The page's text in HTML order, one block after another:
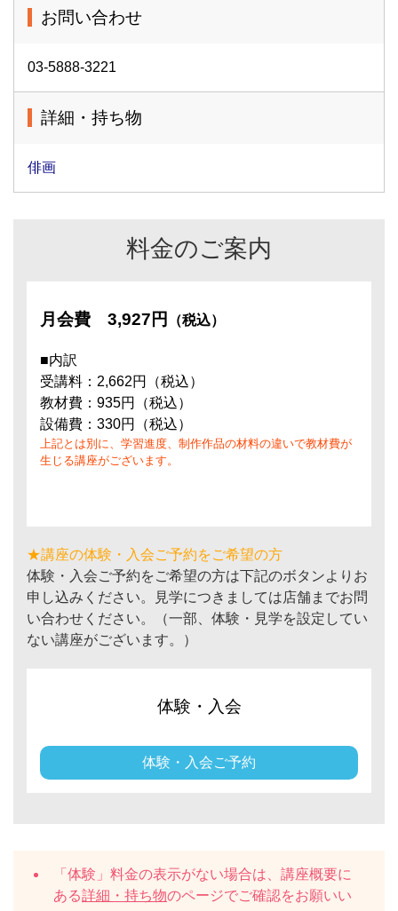
お問い合わせ
03-5888-3221
詳細・持ち物
俳画
料金のご案内
月会費 3,927円 （税込）
■内訳
受講料：2,662円（税込）
教材費：935円（税込）
設備費：330円（税込）
上記とは別に、学習進度、制作作品の材料の違いで教材費が
生じる講座がございます。
★講座の体験・入会ご予約をご希望の方
体験・入会ご予約をご希望の方は下記のボタンよりお
申し込みください。見学につきましては店舗までお問
い合わせください。（一部、体験・見学を設定してい
ない講座がございます。）
体験・入会
体験・入会ご予約
「体験」料金の表示がない場合は、講座概要に
ある詳細・持ち物のページでご確認をお願いい